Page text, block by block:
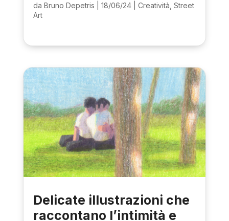
da Bruno Depetris 18/06/24| Creatività Street
Art
Delicate illustrazioni che
raccontano l’intimità e